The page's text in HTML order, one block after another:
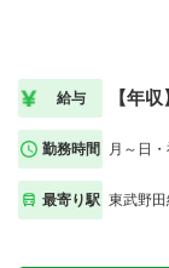
給与 【年
勤務時間 月～日
最寄り駅 東武野